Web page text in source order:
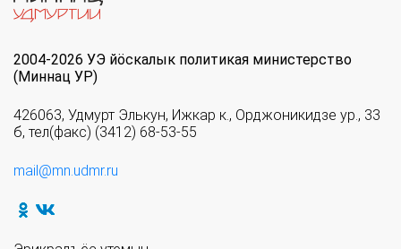
2004-2026 УЭ йöскалык политикая министерство
(Миннац УР)
426063, Удмурт Элькун, Ижкар к., Орджоникидзе ур., 33
б, тел(факс) (3412) 68-53-55
mail@mn.udmr.ru